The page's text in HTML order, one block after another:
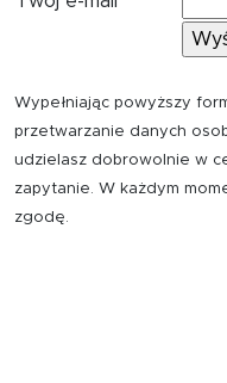
Wypełniając powyższy
przetwarzanie danych
udzielasz dobrowolnie w
zapytanie. W każdym
zgodę.